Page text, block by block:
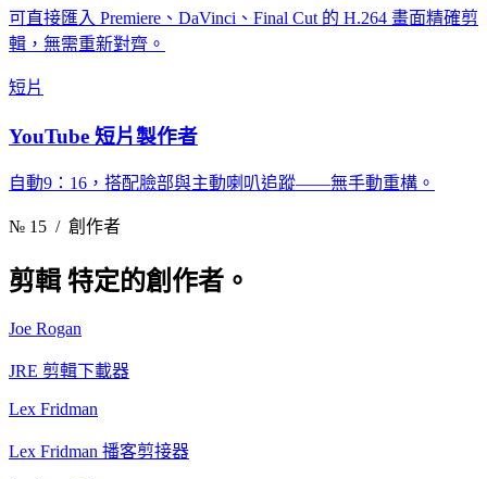
可直接匯入 Premiere、DaVinci、Final Cut 的 H.264 畫面精確剪
輯，無需重新對齊。
短片
YouTube 短片製作者
自動9：16，搭配臉部與主動喇叭追蹤——無手動重構。
№ 15 / 創作者
剪輯特定的創作者。
Joe Rogan
JRE 剪輯下載器
Lex Fridman
Lex Fridman 播客剪接器